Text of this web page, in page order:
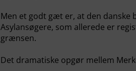
Men et godt gæt er, at den danske
Asylansøgere, som allerede er
grænsen.
Det dramatiske opgør mellem